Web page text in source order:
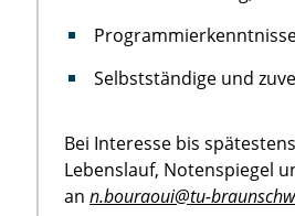
Selbstständige und
Bei Interesse bis
Lebenslauf, Notenspiegel
an n.bouraoui@tu-